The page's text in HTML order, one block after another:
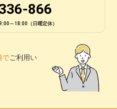
866
～18:00（日曜定休）
でご利用い